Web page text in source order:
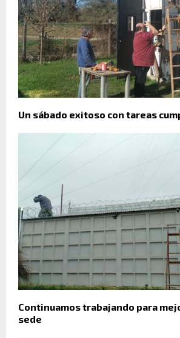
Un sábado exitoso con tareas
Continuamos trabajando para
sede